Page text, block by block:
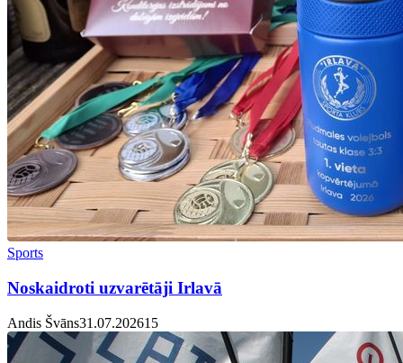
Sports
Noskaidroti uzvarētāji Irlavā
Andis Švāns31.07.20261 5